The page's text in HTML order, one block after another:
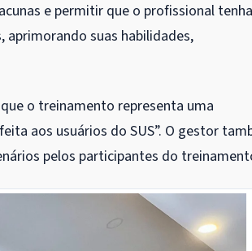
e permitir que o profissional
aprimorando suas habilidades,
o treinamento representa uma
aos usuários do SUS”. O gestor
pelos participantes do